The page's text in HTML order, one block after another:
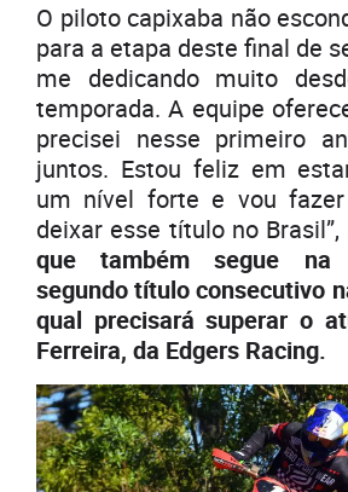
O piloto capixaba não
para a etapa deste final de
me dedicando muito
temporada. A equipe
precisei nesse primeiro
juntos. Estou feliz em
um nível forte e vou
deixar esse título no Brasil”,
que também segue na
segundo título consecutivo
qual precisará superar o
Ferreira, da Edgers Racing.